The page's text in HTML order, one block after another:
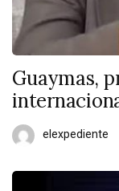
Guaymas,
elexpediente